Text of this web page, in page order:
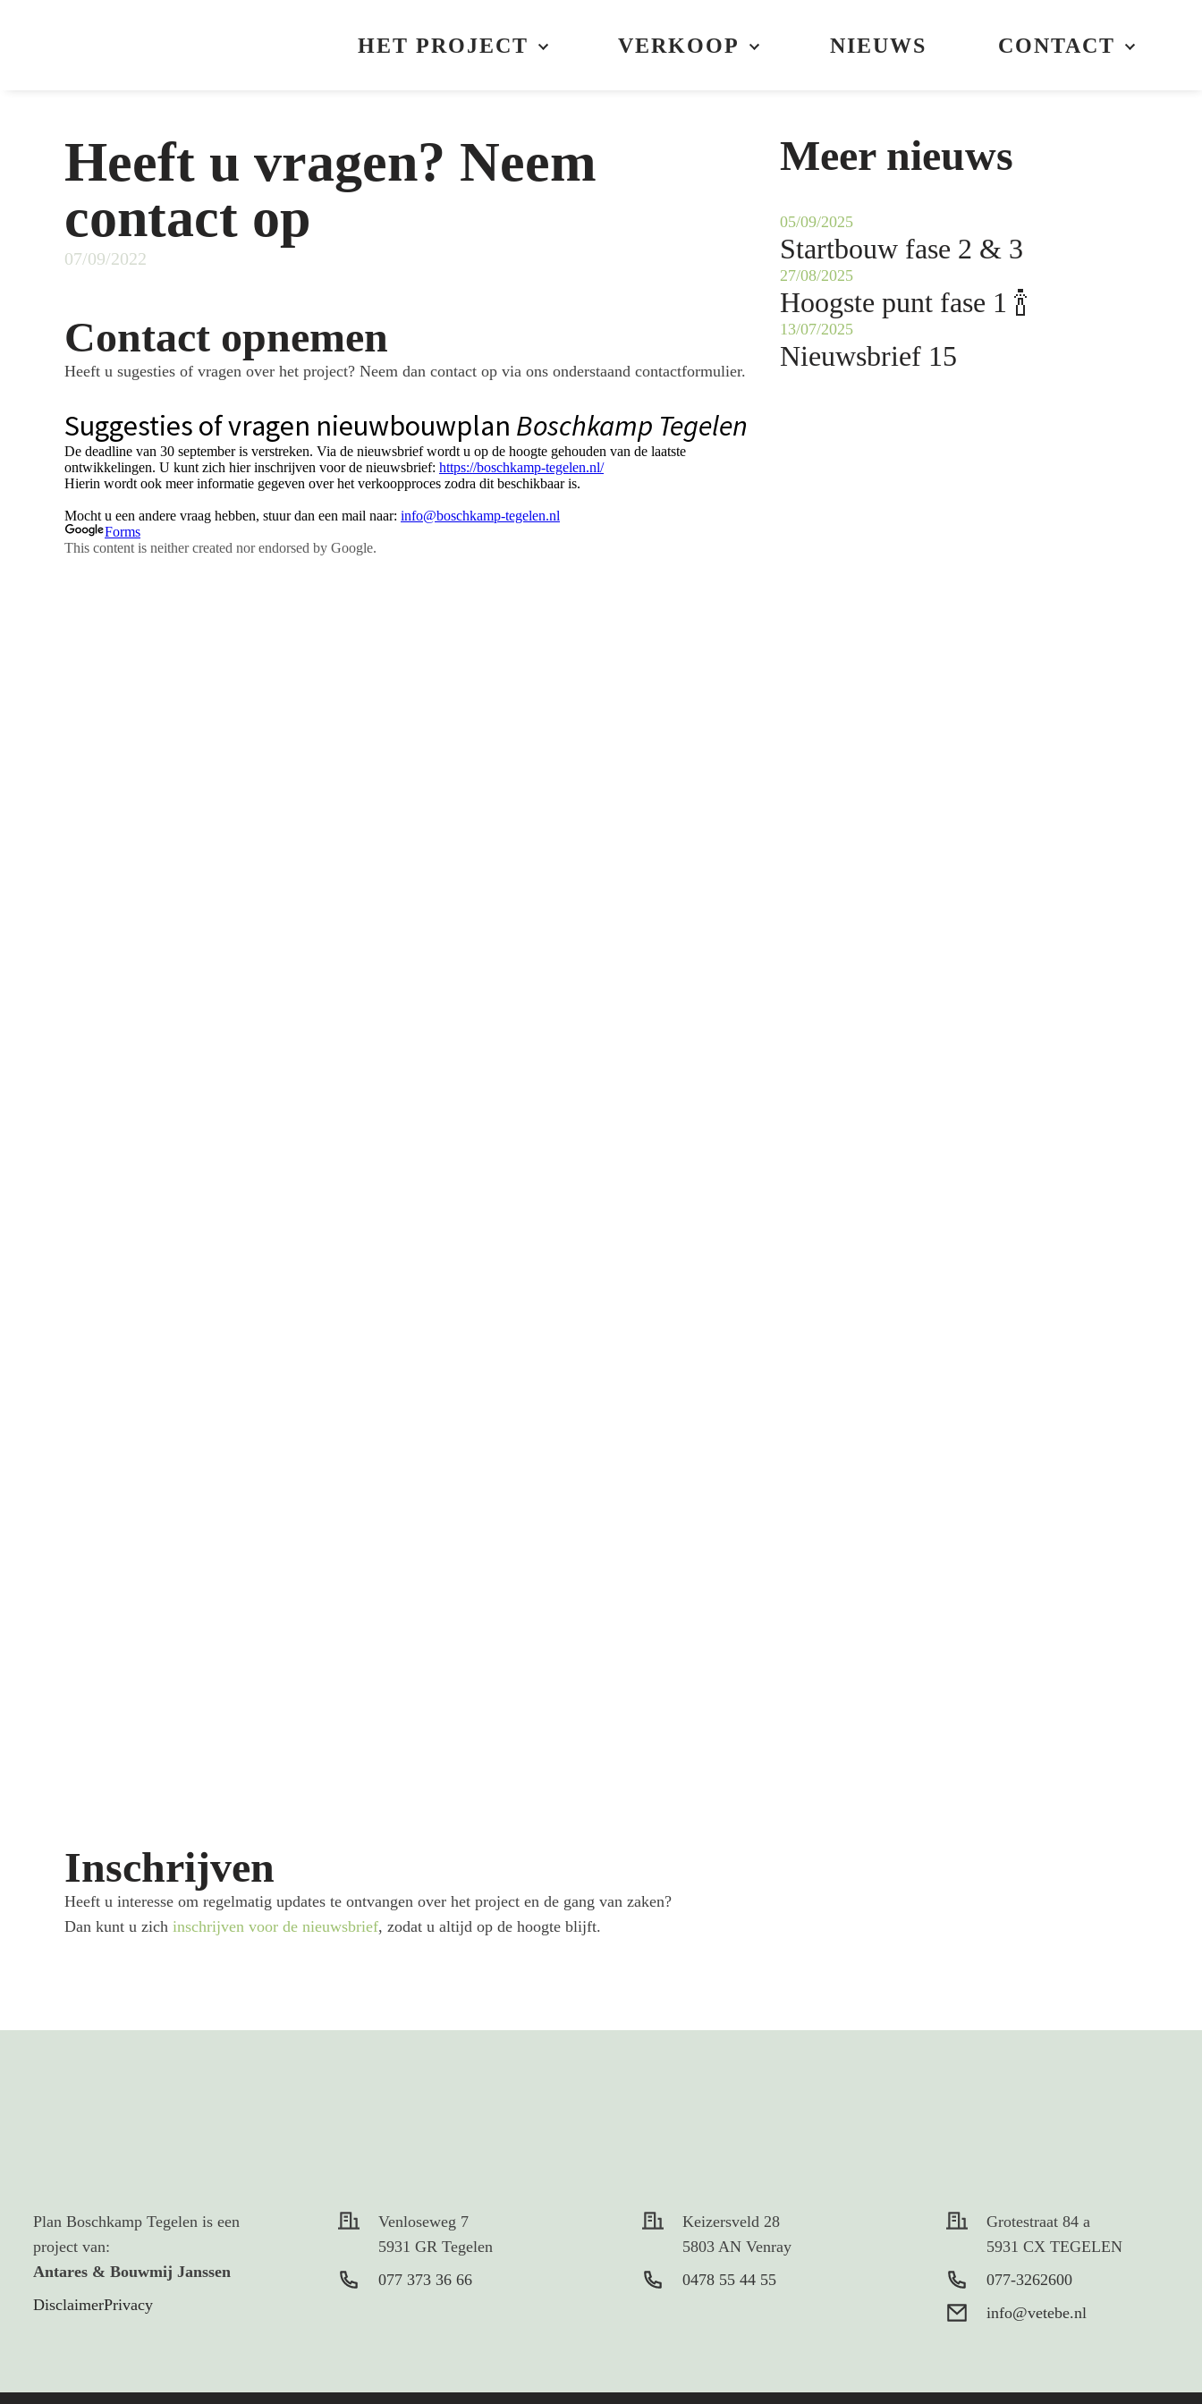
HET PROJECT VERKOOP NIEUWS CONTACT
Heeft u vragen? Neem
contact op
07/09/2022
Contact opnemen
Heeft u sugesties of vragen over het project? Neem dan contact op via ons onderstaand contactformulier.
Inschrijven
Heeft u interesse om regelmatig updates te ontvangen over het project en de gang van zaken?
Dan kunt u zich inschrijven voor de nieuwsbrief, zodat u altijd op de hoogte blijft.
Meer nieuws
05/09/2025
Startbouw fase 2 & 3
27/08/2025
Hoogste punt fase 1 🍾
13/07/2025
Nieuwsbrief 15
Plan Boschkamp Tegelen is een
project van:
Antares & Bouwmij Janssen
DisclaimerPrivacy
Venloseweg 7
5931 GR Tegelen
077 373 36 66
Keizersveld 28
5803 AN Venray
0478 55 44 55
Grotestraat 84 a
5931 CX TEGELEN
077-3262600
info@vetebe.nl